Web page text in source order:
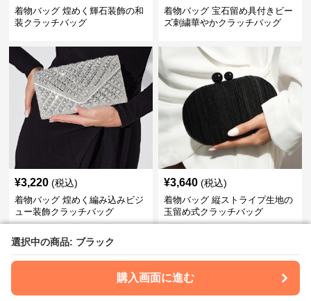
選択中の商品: ブラック
購入画面に進む
選択中の商品: ブラック
購入画面に進む
着物バッグ 煌めく輝石装飾の和
装クラッチバッグ
着物バッグ 宝石留め具付きビー
ズ刺繍華やかクラッチバッグ
¥3,220 (税込)
着物バッグ 煌めく編み込みビジ
ュー装飾クラッチバッグ
¥3,640 (税込)
着物バッグ 縦ストライプ生地の
玉留め式クラッチバッグ
着物バッグのクラッチバッグ一覧へ ›